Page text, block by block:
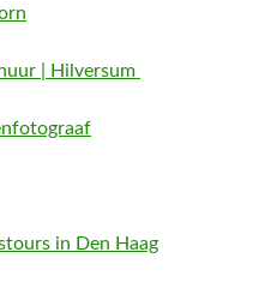
| Hilversum
in Den Haag